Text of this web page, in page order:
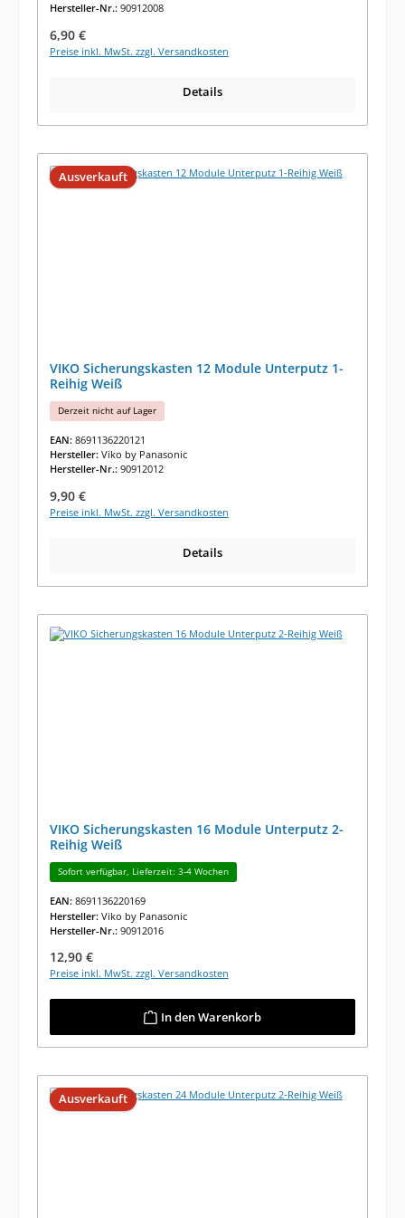
Hersteller-Nr.: 90912008
Regulärer Preis:
6,90 €
Preise inkl. MwSt. zzgl. Versandkosten
Details
Ausverkauft
VIKO Sicherungskasten 12 Module Unterputz 1-
Reihig Weiß
Derzeit nicht auf Lager
EAN: 8691136220121
Hersteller: Viko by Panasonic
Hersteller-Nr.: 90912012
Regulärer Preis:
9,90 €
Preise inkl. MwSt. zzgl. Versandkosten
Details
VIKO Sicherungskasten 16 Module Unterputz 2-
Reihig Weiß
Sofort verfügbar, Lieferzeit: 3-4 Wochen
EAN: 8691136220169
Hersteller: Viko by Panasonic
Hersteller-Nr.: 90912016
Regulärer Preis:
12,90 €
Preise inkl. MwSt. zzgl. Versandkosten
In den Warenkorb
Ausverkauft